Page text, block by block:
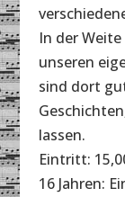
In der
unseren
sind dort
lassen.
Eintritt:
16 Jahren: